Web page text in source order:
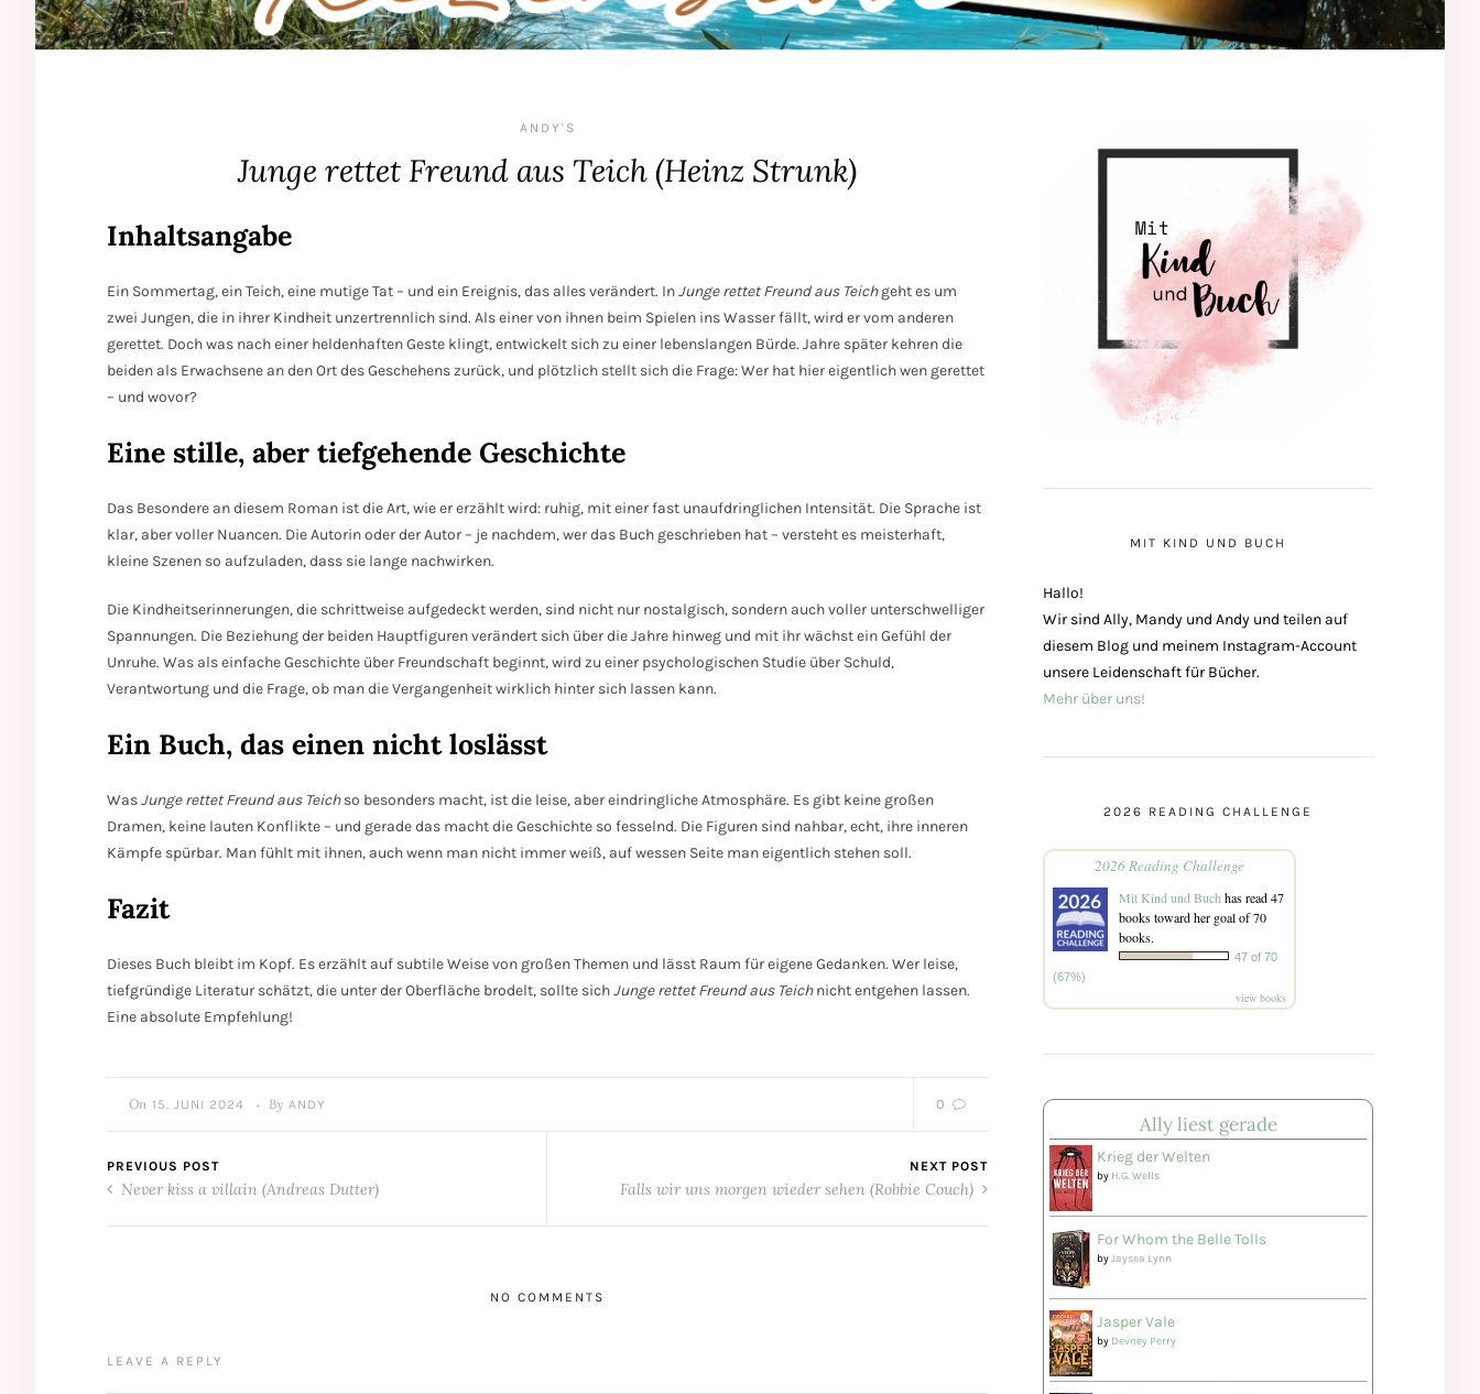
ANDY'S
Junge rettet Freund aus Teich (Heinz Strunk)
Inhaltsangabe
Ein Sommertag, ein Teich, eine mutige Tat – und ein Ereignis, das alles verändert. InJunge rettet Freund aus Teichgeht es um
zwei Jungen, die in ihrer Kindheit unzertrennlich sind. Als einer von ihnen beim Spielen ins Wasser fällt, wird er vom anderen
gerettet. Doch was nach einer heldenhaften Geste klingt, entwickelt sich zu einer lebenslangen Bürde. Jahre später kehren die
beiden als Erwachsene an den Ort des Geschehens zurück, und plötzlich stellt sich die Frage: Wer hat hier eigentlich wen gerettet
– und wovor?
Eine stille, aber tiefgehende Geschichte
Das Besondere an diesem Roman ist die Art, wie er erzählt wird: ruhig, mit einer fast unaufdringlichen Intensität. Die Sprache ist
klar, aber voller Nuancen. Die Autorin oder der Autor – je nachdem, wer das Buch geschrieben hat – versteht es meisterhaft,
kleine Szenen so aufzuladen, dass sie lange nachwirken.
Die Kindheitserinnerungen, die schrittweise aufgedeckt werden, sind nicht nur nostalgisch, sondern auch voller unterschwelliger
Spannungen. Die Beziehung der beiden Hauptfiguren verändert sich über die Jahre hinweg und mit ihr wächst ein Gefühl der
Unruhe. Was als einfache Geschichte über Freundschaft beginnt, wird zu einer psychologischen Studie über Schuld,
Verantwortung und die Frage, ob man die Vergangenheit wirklich hinter sich lassen kann.
Ein Buch, das einen nicht loslässt
WasJunge rettet Freund aus Teichso besonders macht, ist die leise, aber eindringliche Atmosphäre. Es gibt keine großen
Dramen, keine lauten Konflikte – und gerade das macht die Geschichte so fesselnd. Die Figuren sind nahbar, echt, ihre inneren
Kämpfe spürbar. Man fühlt mit ihnen, auch wenn man nicht immer weiß, auf wessen Seite man eigentlich stehen soll.
Fazit
Dieses Buch bleibt im Kopf. Es erzählt auf subtile Weise von großen Themen und lässt Raum für eigene Gedanken. Wer leise,
tiefgründige Literatur schätzt, die unter der Oberfläche brodelt, sollte sichJunge rettet Freund aus Teichnicht entgehen lassen.
Eine absolute Empfehlung!
On 15. JUNI 2024 • By ANDY 0
PREVIOUS POST
Never kiss a villain (Andreas Dutter)
NEXT POST
Falls wir uns morgen wieder sehen (Robbie Couch)
NO COMMENTS
LEAVE A REPLY
MIT KIND UND BUCH
Hallo!
Wir sind Ally, Mandy und Andy und teilen auf
diesem Blog und meinem Instagram-Account
unsere Leidenschaft für Bücher.
Mehr über uns!
2026 READING CHALLENGE
2026 Reading Challenge
Mit Kind und Buchhas read 47
books toward her goal of 70
books.
47 of 70
(67%)
view books
Ally liest gerade
Krieg der Welten
by H.G. Wells
For Whom the Belle Tolls
byJaysea Lynn
Jasper Vale
by Devney Perry